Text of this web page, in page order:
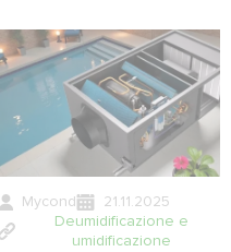
Mycond
21.11.2025
Deumidificazione e
umidificazione